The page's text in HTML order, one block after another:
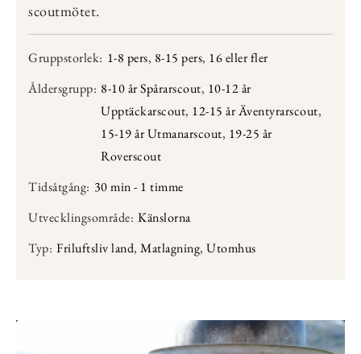
scoutmötet.
Gruppstorlek: 1-8 pers, 8-15 pers, 16 eller fler
Åldersgrupp: 8-10 år Spårarscout, 10-12 år
Upptäckarscout, 12-15 år Äventyrarscout,
15-19 år Utmanarscout, 19-25 år
Roverscout
Tidsåtgång: 30 min - 1 timme
Utvecklingsområde: Känslorna
Typ: Friluftsliv land, Matlagning, Utomhus